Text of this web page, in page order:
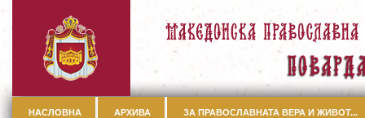
НАСЛОВНА АРХИВА ЗА ПРАВОСЛАВНАТА ВЕРА И ЖИВОТ...